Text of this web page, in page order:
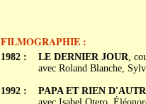
FILMOGRAPHIE :
1982 :
1992 :
LE DERNIER JOUR,
avec Roland Blanche,
PAPA ET RIEN